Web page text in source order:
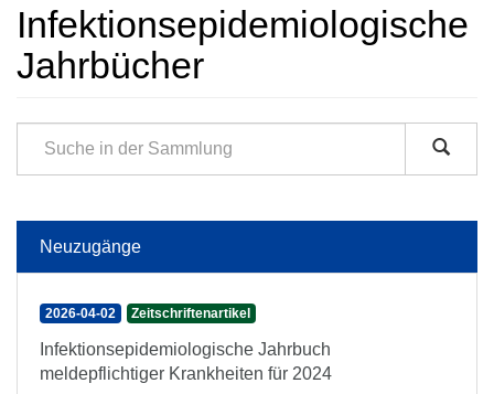
Infektionsepidemiologische
Jahrbücher
Neuzugänge
2026-04-02 Zeitschriftenartikel
Infektionsepidemiologische Jahrbuch
meldepflichtiger Krankheiten für 2024